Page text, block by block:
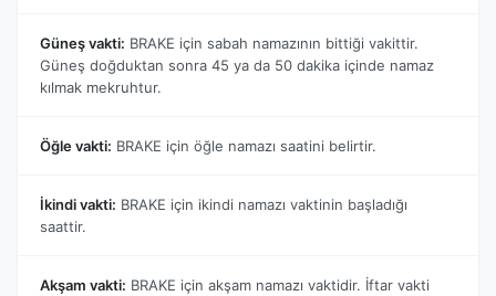
Güneş vakti: BRAKE için sabah namazının bittiği vakittir.
Güneş doğduktan sonra 45 ya da 50 dakika içinde namaz
kılmak mekruhtur.
Öğle vakti: BRAKE için öğle namazı saatini belirtir.
İkindi vakti: BRAKE için ikindi namazı vaktinin başladığı
saattir.
Akşam vakti: BRAKE için akşam namazı vaktidir. İftar vakti